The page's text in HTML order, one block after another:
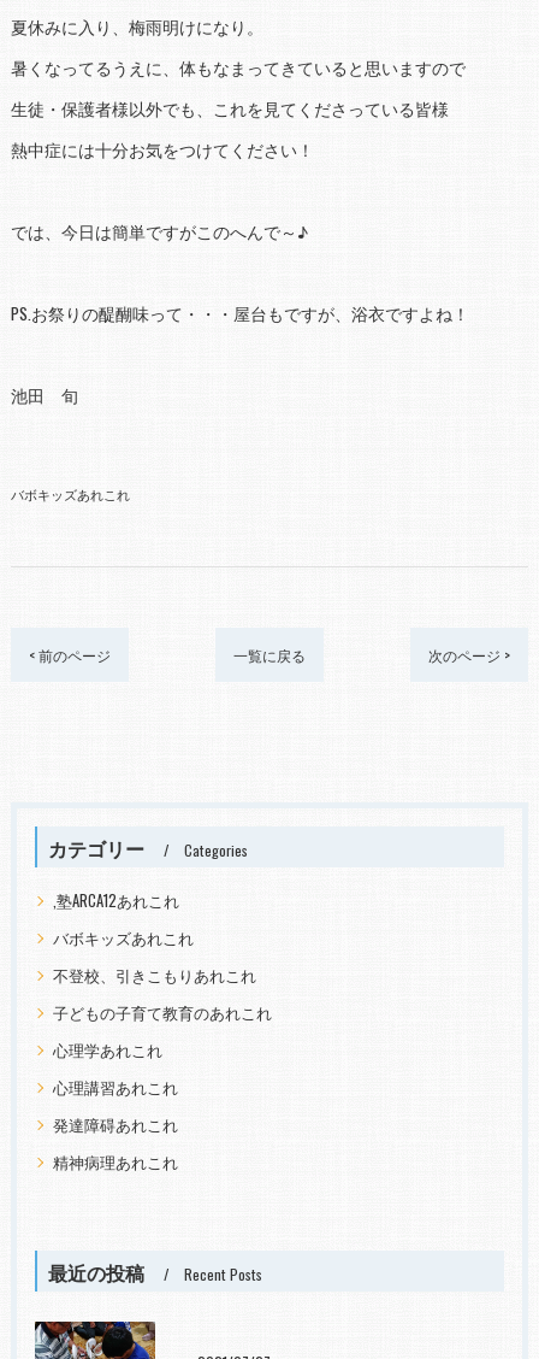
夏休みに入り、梅雨明けになり。
暑くなってるうえに、体もなまってきていると思いますので
生徒・保護者様以外でも、これを見てくださっている皆様
熱中症には十分お気をつけてください！
では、今日は簡単ですがこのへんで～♪
PS.お祭りの醍醐味って・・・屋台もですが、浴衣ですよね！
池田 旬
バボキッズあれこれ
< 前のページ 一覧に戻る 次のページ >
カテゴリー Categories
,塾ARCA12あれこれ
バボキッズあれこれ
不登校、引きこもりあれこれ
子どもの子育て教育のあれこれ
心理学あれこれ
心理講習あれこれ
発達障碍あれこれ
精神病理あれこれ
最近の投稿 Recent Posts